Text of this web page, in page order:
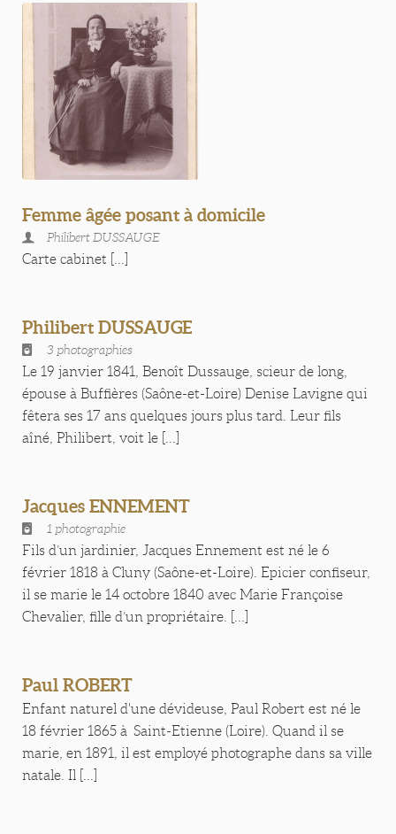
Femme âgée posant à domicile
Philibert DUSSAUGE
Carte cabinet [...]
Philibert DUSSAUGE
3 photographies
Le 19 janvier 1841, Benoît Dussauge, scieur de long,
épouse à Buffières (Saône-et-Loire) Denise Lavigne qui
fêtera ses 17 ans quelques jours plus tard. Leur fils
aîné, Philibert, voit le [...]
Jacques ENNEMENT
1 photographie
Fils d’un jardinier, Jacques Ennement est né le 6
février 1818 à Cluny (Saône-et-Loire). Epicier confiseur,
il se marie le 14 octobre 1840 avec Marie Françoise
Chevalier, fille d’un propriétaire. [...]
Paul ROBERT
Enfant naturel d'une dévideuse, Paul Robert est né le
18 février 1865 à Saint-Etienne (Loire). Quand il se
marie, en 1891, il est employé photographe dans sa ville
natale. Il [...]